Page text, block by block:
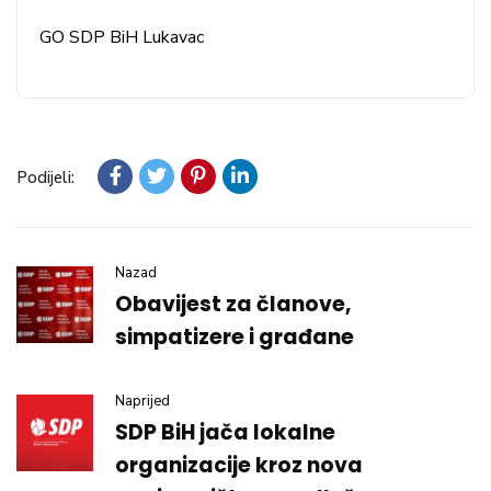
GO SDP BiH Lukavac
Podijeli:
Nazad
Obavijest za članove,
simpatizere i građane
Naprijed
SDP BiH jača lokalne
organizacije kroz nova